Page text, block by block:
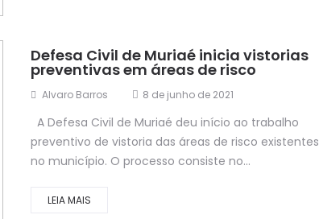
Defesa Civil de Muriaé inicia vistorias
preventivas em áreas de risco
Alvaro Barros 8 de junho de 2021
A Defesa Civil de Muriaé deu início ao trabalho
preventivo de vistoria das áreas de risco existentes
no município. O processo consiste no...
LEIA MAIS